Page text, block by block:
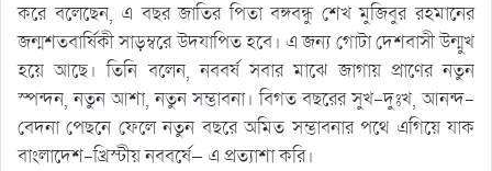
করে বলেছেন, এ বছর জাতির পিতা বঙ্গবন্ধু শেখ মুজিবুর রহমানের
জন্মশতবার্ষিকী সাড়ম্বরে উদযাপিত হবে। এ জন্য গোটা দেশবাসী উন্মুখ
হয়ে আছে। তিনি বলেন, নববর্ষ সবার মাঝে জাগায় প্রাণের নতুন
স্পন্দন, নতুন আশা, নতুন সম্ভাবনা। বিগত বছরের সুখ-দুঃখ, আনন্দ-
বেদনা পেছনে ফেলে নতুন বছরে অমিত সম্ভাবনার পথে এগিয়ে যাক
বাংলাদেশ-খ্রিস্টীয় নববর্ষে— এ প্রত্যাশা করি।